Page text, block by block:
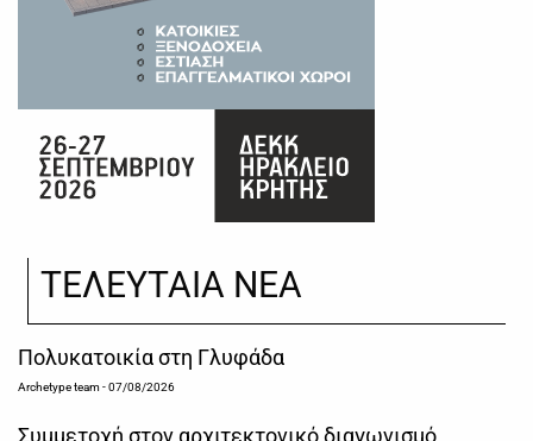
ΤΕΛΕΥΤΑΙΑ ΝΕΑ
Πολυκατοικία στη Γλυφάδα
Archetype team- 07/08/2026